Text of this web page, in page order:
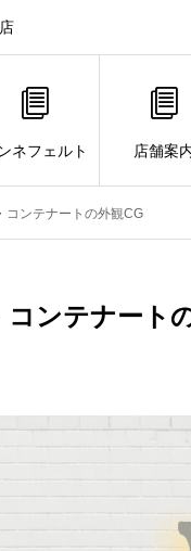
ネフェルト 店舗案
コンテナートの外観CG
ンテナート